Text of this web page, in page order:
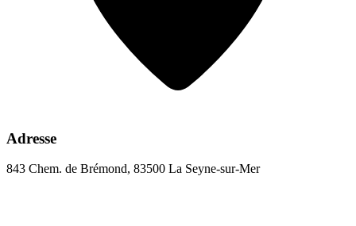
Adresse
843 Chem. de Brémond, 83500 La Seyne-sur-Mer